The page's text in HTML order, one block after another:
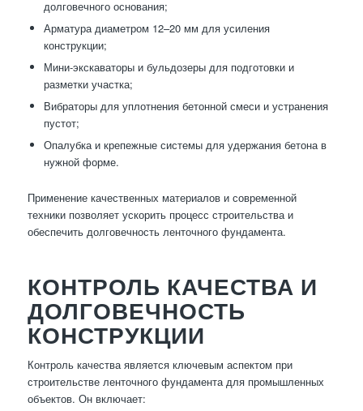
долговечного основания;
Арматура диаметром 12–20 мм для усиления
конструкции;
Мини-экскаваторы и бульдозеры для подготовки и
разметки участка;
Вибраторы для уплотнения бетонной смеси и устранения
пустот;
Опалубка и крепежные системы для удержания бетона в
нужной форме.
Применение качественных материалов и современной
техники позволяет ускорить процесс строительства и
обеспечить долговечность ленточного фундамента.
КОНТРОЛЬ КАЧЕСТВА И
ДОЛГОВЕЧНОСТЬ
КОНСТРУКЦИИ
Контроль качества является ключевым аспектом при
строительстве ленточного фундамента для промышленных
объектов. Он включает: